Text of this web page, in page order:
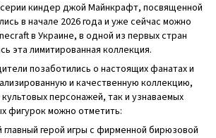
киндер джой Майнкрафт, посвященной
в начале 2026 года и уже сейчас можно
в Украине, в одной из первых стран
эта лимитированная коллекция.
позаботились о настоящих фанатах и
и качественную коллекцию,
персонажей, так и узнаваемых
фигурок можно отметить:
главный герой игры с фирменной бирюзовой